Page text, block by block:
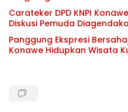
Carateker DPD KNPI
Diskusi Pemuda
Panggung Ekspresi
Konawe Hidupkan Wisata